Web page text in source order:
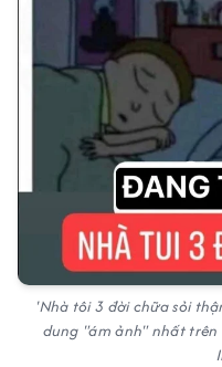
'Nhà tôi 3 đời chữa sỏi
dung "ám ảnh" nhất trên